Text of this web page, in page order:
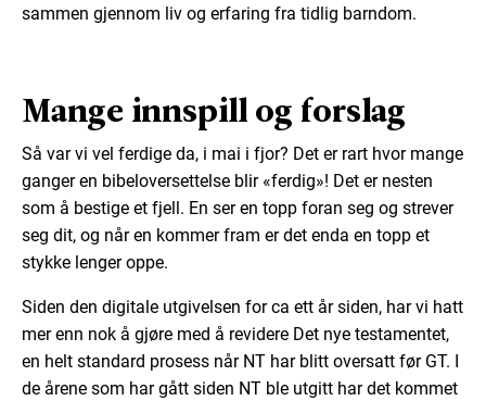
sammen gjennom liv og erfaring fra tidlig barndom.
Mange innspill og forslag
Så var vi vel ferdige da, i mai i fjor? Det er rart hvor mange
ganger en bibeloversettelse blir «ferdig»! Det er nesten
som å bestige et fjell. En ser en topp foran seg og strever
seg dit, og når en kommer fram er det enda en topp et
stykke lenger oppe.
Siden den digitale utgivelsen for ca ett år siden, har vi hatt
mer enn nok å gjøre med å revidere Det nye testamentet,
en helt standard prosess når NT har blitt oversatt før GT. I
de årene som har gått siden NT ble utgitt har det kommet